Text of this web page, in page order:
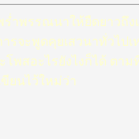
ำพรรณนาให้ยืดยาวถึงเ
รจะพูดคุยเสวนาทั่วไปเ
พสอะไรยังไงก็ได้ ตาม
ยนไว้ใหม่ว่า